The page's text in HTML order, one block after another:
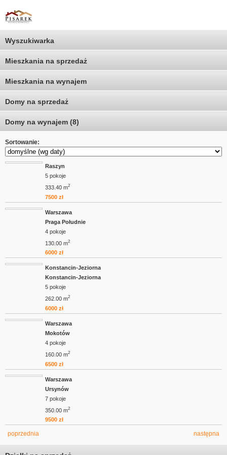
Wyszukiwarka
Mieszkania na sprzedaż
Mieszkania na wynajem
Domy na sprzedaż
Domy na wynajem (8)
Sortowanie:
Raszyn
5 pokoje
333.40 m2
7500 zł
Warszawa
Praga Południe
4 pokoje
130.00 m2
6000 zł
Konstancin-Jeziorna
Konstancin-Jeziorna
5 pokoje
262.00 m2
6000 zł
Warszawa
Mokotów
4 pokoje
160.00 m2
6500 zł
Warszawa
Ursynów
7 pokoje
350.00 m2
9500 zł
poprzednia następna